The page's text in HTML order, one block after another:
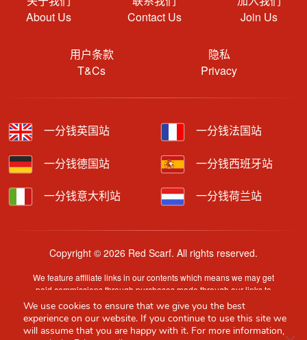
About Us
Contact Us
Join Us
用户条款
T&Cs
隐私
Privacy
一分钱英国站 一分钱法国站
一分钱德国站 一分钱西班牙站
一分钱意大利站 一分钱荷兰站
Copyright © 2026 Red Scarf. All rights reserved.
We feature affiliate links in our contents which means we may get
paid commissions through purchases made through our links to
retailer sites.
Content is provided by users, brands or merchants. Some
information may have been generated by AI and is provided for
We use cookies to ensure that we give you the best
experience on our website. If you continue to use this site we
will assume that you are happy with it. For more information,